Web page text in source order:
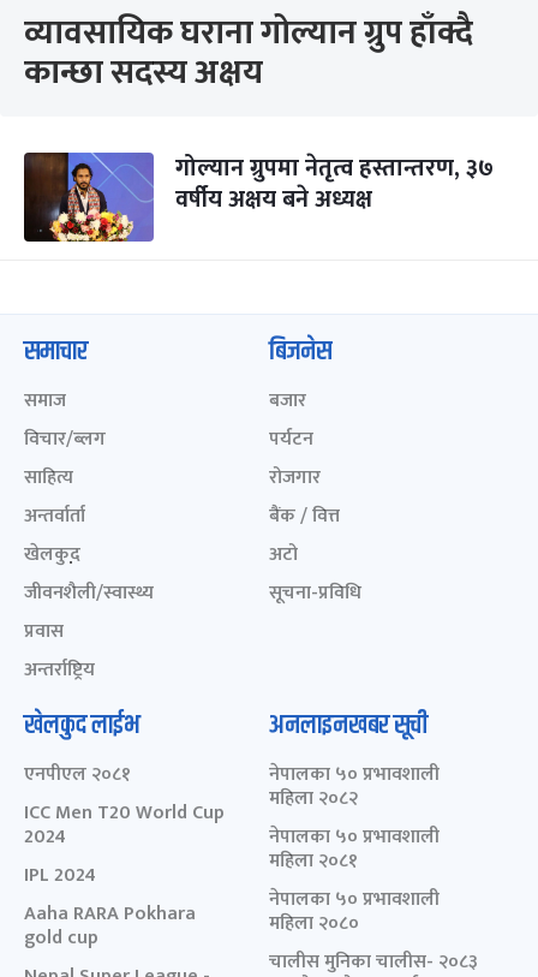
व्यावसायिक घराना गोल्यान ग्रुप हाँक्दै
कान्छा सदस्य अक्षय
गोल्यान ग्रुपमा नेतृत्व हस्तान्तरण, ३७
वर्षीय अक्षय बने अध्यक्ष
समाचार
समाज
विचार/ब्लग
साहित्य
अन्तर्वार्ता
खेलकुद़़
जीवनशैली/स्वास्थ्य
प्रवास
अन्तर्राष्ट्रिय
बिजनेस
बजार
पर्यटन
रोजगार
बैंक / वित्त
अटो
सूचना-प्रविधि
खेलकुद लाईभ
एनपीएल २०८१
ICC Men T20 World Cup
2024
IPL 2024
Aaha RARA Pokhara
gold cup
अनलाइनखबर सूची
नेपालका ५० प्रभावशाली
महिला २०८२
नेपालका ५० प्रभावशाली
महिला २०८१
नेपालका ५० प्रभावशाली
महिला २०८०
चालीस मुनिका चालीस- २०८३